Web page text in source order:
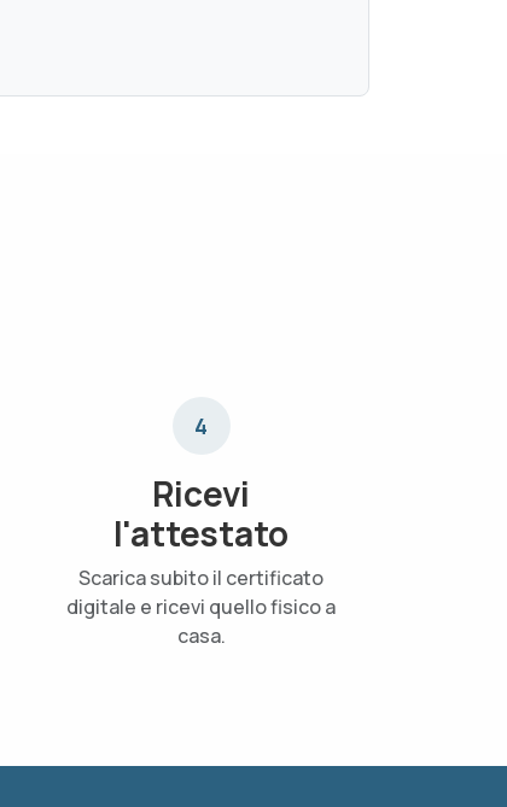
4
Ricevi
l'attestato
Scarica subito il certificato
digitale e ricevi quello fisico a
casa.